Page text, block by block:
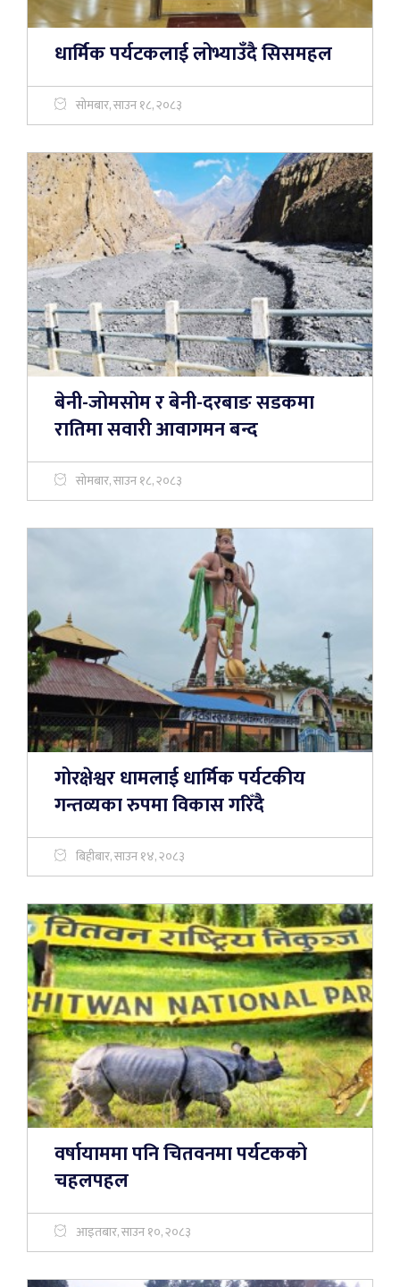
धार्मिक पर्यटकलाई लोभ्याउँदै सिसमहल
सोमबार, साउन १८, २०८३
बेनी-जोमसोम र बेनी-दरबाङ सडकमा
रातिमा सवारी आवागमन बन्द
सोमबार, साउन १८, २०८३
गोरक्षेश्वर धामलाई धार्मिक पर्यटकीय
गन्तव्यका रुपमा विकास गरिँदै
बिहीबार, साउन १४, २०८३
वर्षायाममा पनि चितवनमा पर्यटकको
चहलपहल
आइतबार, साउन १०, २०८३